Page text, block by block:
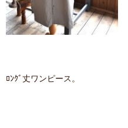
ﾛﾝｸﾞ丈ワンピース。